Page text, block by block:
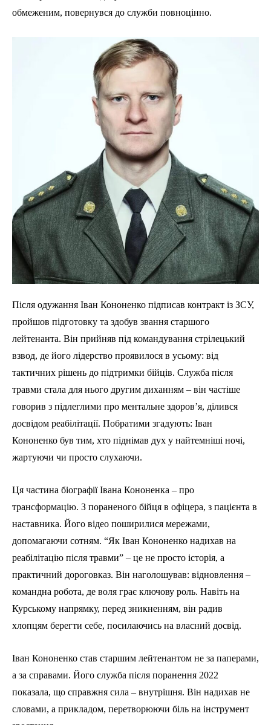
обмеженим, повернувся до служби повноцінно.
Після одужання Іван Кононенко підписав контракт із ЗСУ,
пройшов підготовку та здобув звання старшого
лейтенанта. Він прийняв під командування стрілецький
взвод, де його лідерство проявилося в усьому: від
тактичних рішень до підтримки бійців. Служба після
травми стала для нього другим диханням – він частіше
говорив з підлеглими про ментальне здоров’я, ділився
досвідом реабілітації. Побратими згадують: Іван
Кононенко був тим, хто піднімав дух у найтемніші ночі,
жартуючи чи просто слухаючи.
Ця частина біографії Івана Кононенка – про
трансформацію. З пораненого бійця в офіцера, з пацієнта в
наставника. Його відео поширилися мережами,
допомагаючи сотням. “Як Іван Кононенко надихав на
реабілітацію після травми” – це не просто історія, а
практичний дороговказ. Він наголошував: відновлення –
командна робота, де воля грає ключову роль. Навіть на
Курському напрямку, перед зникненням, він радив
хлопцям берегти себе, посилаючись на власний досвід.
Іван Кононенко став старшим лейтенантом не за паперами,
а за справами. Його служба після поранення 2022
показала, що справжня сила – внутрішня. Він надихав не
словами, а прикладом, перетворюючи біль на інструмент